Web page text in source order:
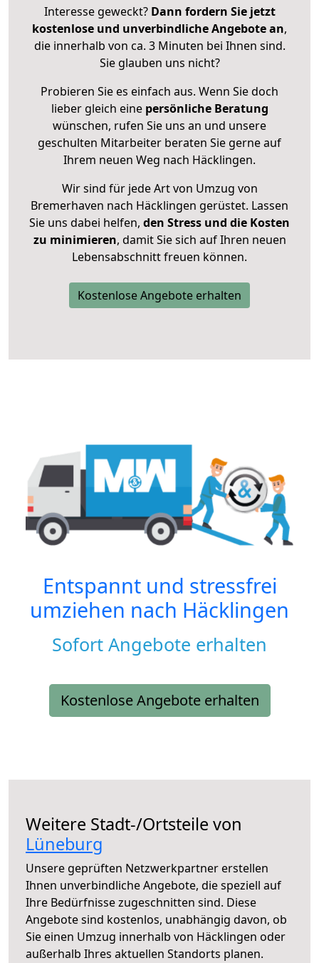
Interesse geweckt? Dann fordern Sie jetzt
kostenlose und unverbindliche Angebote an,
die innerhalb von ca. 3 Minuten bei Ihnen sind.
Sie glauben uns nicht?
Probieren Sie es einfach aus. Wenn Sie doch
lieber gleich eine persönliche Beratung
wünschen, rufen Sie uns an und unsere
geschulten Mitarbeiter beraten Sie gerne auf
Ihrem neuen Weg nach Häcklingen.
Wir sind für jede Art von Umzug von
Bremerhaven nach Häcklingen gerüstet. Lassen
Sie uns dabei helfen, den Stress und die Kosten
zu minimieren, damit Sie sich auf Ihren neuen
Lebensabschnitt freuen können.
Kostenlose Angebote erhalten
Entspannt und stressfrei
umziehen nach Häcklingen
Sofort Angebote erhalten
Kostenlose Angebote erhalten
Weitere Stadt-/Ortsteile von
Lüneburg
Unsere geprüften Netzwerkpartner erstellen
Ihnen unverbindliche Angebote, die speziell auf
Ihre Bedürfnisse zugeschnitten sind. Diese
Angebote sind kostenlos, unabhängig davon, ob
Sie einen Umzug innerhalb von Häcklingen oder
außerhalb Ihres aktuellen Standorts planen.